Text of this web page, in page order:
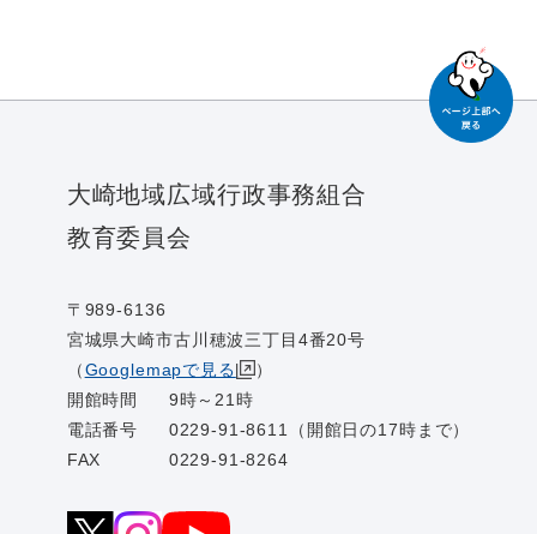
大崎地域広域行政事務組合
教育委員会
〒989-6136
宮城県大崎市古川穂波三丁目4番20号
（Googlemapで見る
）
開館時間
9時～21時
電話番号
0229-91-8611（開館日の17時まで）
FAX
0229-91-8264